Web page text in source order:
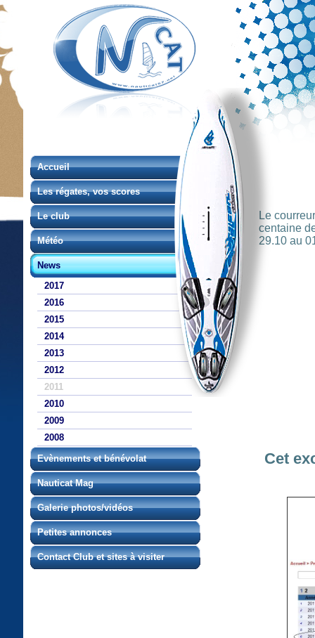
Accueil
Les régates, vos scores
Le club
Météo
News
2017
2016
2015
2014
2013
2012
2011
2010
2009
2008
Evènements et bénévolat
Nauticat Mag
Galerie photos/vidéos
Petites annonces
Contact Club et sites à visiter
Le
centaine
29.10 au
Cet